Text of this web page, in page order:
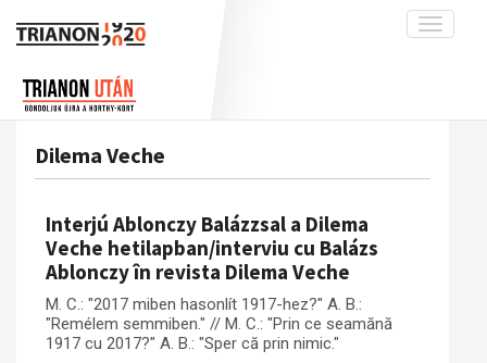
Toggle
A békerendszer megszilárdulása
Utókor és emlékezet
Galéria
Adatbázis
Emlékművek (feltöltés alatt)
Menekültek
Visszhang
Publikációk
Dilema Veche
Interjú Ablonczy Balázzsal a Dilema
Veche hetilapban/interviu cu Balázs
Ablonczy în revista Dilema Veche
M. C.: "2017 miben hasonlít 1917-hez?" A. B.:
"Remélem semmiben." // M. C.: "Prin ce seamănă
1917 cu 2017?" A. B.: "Sper că prin nimic."